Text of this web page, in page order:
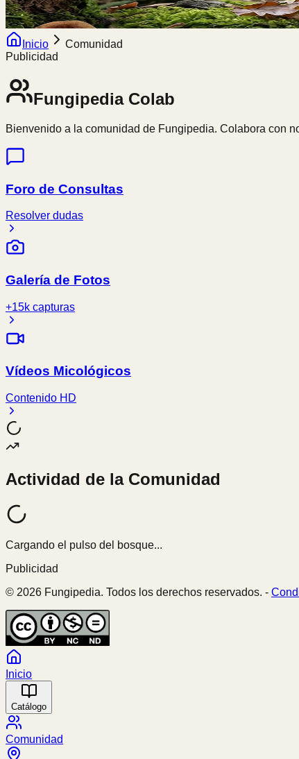
Inicio
Comunidad
Publicidad
FungipediaColab
Bienvenido a la comunidad de Fungipedia. Colabora con
Foro de Consultas
Resolver dudas
Galería de Fotos
+15k capturas
Vídeos Micológicos
Contenido HD
Actividad de la Comunidad
Cargando el pulso del bosque...
Publicidad
© 2026 Fungipedia. Todos los derechos reservados. -
Inicio
Catálogo
Comunidad